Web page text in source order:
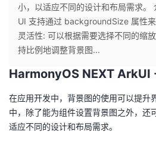
个
人
页
我
开
发
小，以适应不同的设计和布局需求。
UI 支持通过 backgroundSize 属性来
灵活性: 可以根据需要选择不同的缩
持比例地调整背景图...
HarmonyOS NEXT ArkUI
在应用开发中，背景图的使用可以提升
中，除了能为组件设置背景图之外，还
适应不同的设计和布局需求。